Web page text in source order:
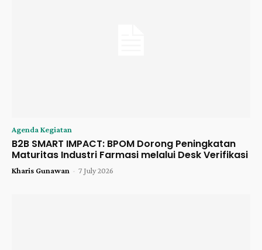
Agenda Kegiatan
B2B SMART IMPACT: BPOM Dorong Peningkatan
Maturitas Industri Farmasi melalui Desk Verifikasi
Kharis Gunawan - 7 July 2026